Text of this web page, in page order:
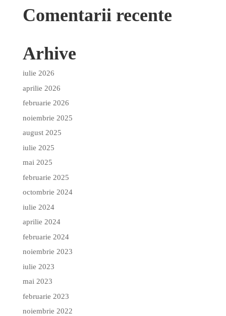
Comentarii recente
Arhive
iulie 2026
aprilie 2026
februarie 2026
noiembrie 2025
august 2025
iulie 2025
mai 2025
februarie 2025
octombrie 2024
iulie 2024
aprilie 2024
februarie 2024
noiembrie 2023
iulie 2023
mai 2023
februarie 2023
noiembrie 2022